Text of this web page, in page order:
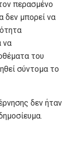
περασμένο
δεν μπορεί να
να
του
σύντομα το
δεν ήταν